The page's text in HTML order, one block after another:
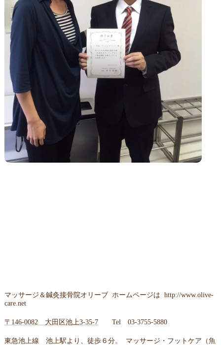
マッサージ＆鍼灸接骨院オリーブ ホームページは http://www.olive-
care.net
〒146-0082 大田区池上3-35-7Tel 03-3755-5880
東急池上線 池上駅より、徒歩６分。 マッサージ・フットケア（魚